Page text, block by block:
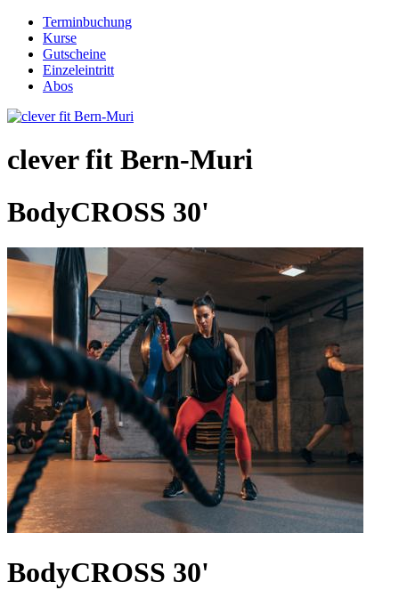
Terminbuchung
Kurse
Gutscheine
Einzeleintritt
Abos
clever fit Bern-Muri
BodyCROSS 30'
BodyCROSS 30'